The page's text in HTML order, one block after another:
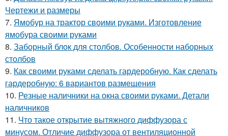
Чертежи и размеры
7. Ямобур на трактор своими руками. Изготовление
ямобура своими руками
8. Заборный блок для столбов. Особенности наборных
столбов
9. Как своими руками сделать гардеробную. Как сделать
гардеробную: 6 вариантов размещения
10. Резные наличники на окна своими руками. Детали
наличников
11. Что такое открытие вытяжного диффузора с
минусом. Отличие диффузора от вентиляционной